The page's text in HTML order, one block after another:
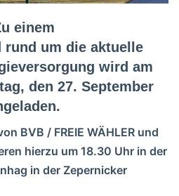
einem
rund um die aktuelle
wird am
den 27. September
BVB / FREIE WÄHLER und
hierzu um 18.30 Uhr in der
in der Zepernicker